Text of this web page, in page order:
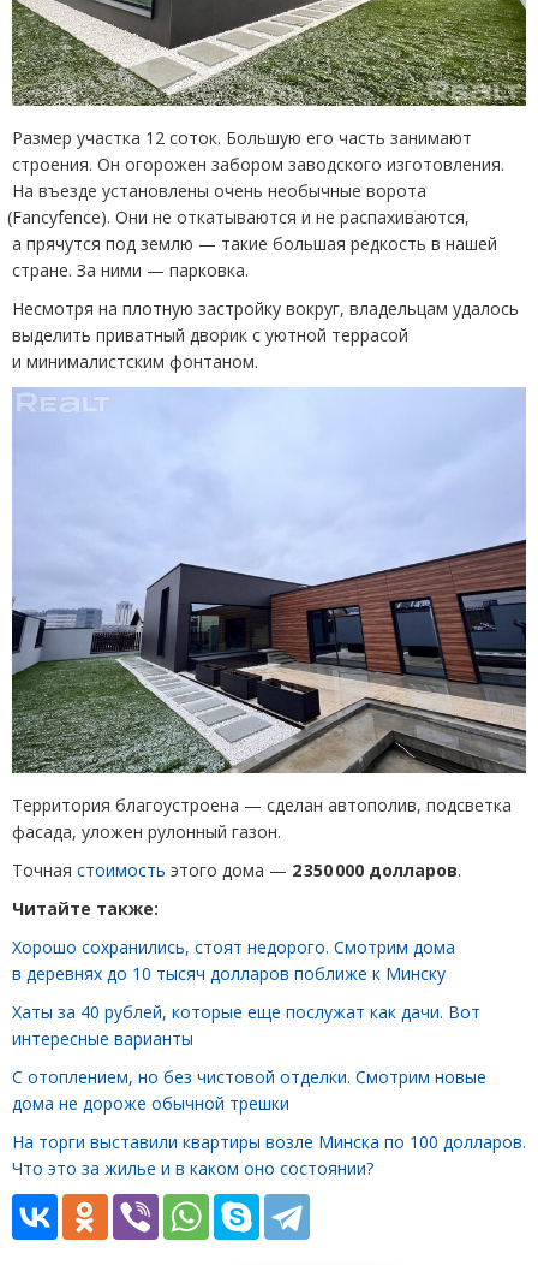
Размер участка 12 соток. Большую его часть занимают
строения. Он огорожен забором заводского изготовления.
На въезде установлены очень необычные ворота
(Fancyfence). Они не откатываются и не распахиваются,
а прячутся под землю — такие большая редкость в нашей
стране. За ними — парковка.
Несмотря на плотную застройку вокруг, владельцам удалось
выделить приватный дворик с уютной террасой
и минималистским фонтаном.
Территория благоустроена — сделан автополив, подсветка
фасада, уложен рулонный газон.
Точная стоимость этого дома — 2 350 000 долларов.
Читайте также:
Хорошо сохранились, стоят недорого. Смотрим дома
в деревнях до 10 тысяч долларов поближе к Минску
Хаты за 40 рублей, которые еще послужат как дачи. Вот
интересные варианты
С отоплением, но без чистовой отделки. Смотрим новые
дома не дороже обычной трешки
На торги выставили квартиры возле Минска по 100 долларов.
Что это за жилье и в каком оно состоянии?